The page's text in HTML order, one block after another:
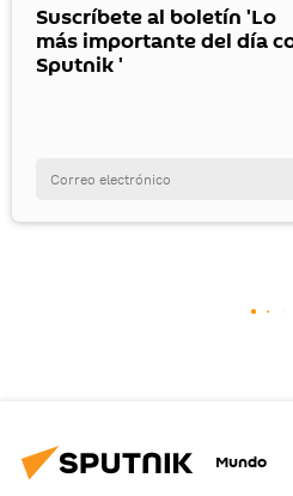
Suscríbete al boletín 'Lo
más importante del día
Sputnik '
Mundo